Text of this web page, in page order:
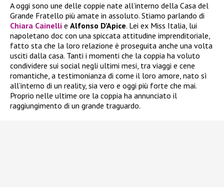
A oggi sono une delle coppie nate all’interno della Casa del
Grande Fratello più amate in assoluto. Stiamo parlando di
Chiara Cainelli e Alfonso D’Apice. Lei ex Miss Italia, lui
napoletano doc con una spiccata attitudine imprenditoriale,
fatto sta che la loro relazione è proseguita anche una volta
usciti dalla casa. Tanti i momenti che la coppia ha voluto
condividere sui social negli ultimi mesi, tra viaggi e cene
romantiche, a testimonianza di come il loro amore, nato sì
all’interno di un reality, sia vero e oggi più forte che mai.
Proprio nelle ultime ore la coppia ha annunciato il
raggiungimento di un grande traguardo.